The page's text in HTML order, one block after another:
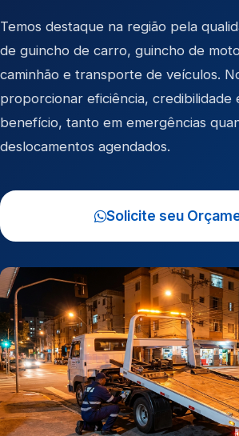
Temos destaque na região pela
de guincho de carro, guincho de
caminhão e transporte de veículos.
proporcionar eficiência, credibilidade
benefício, tanto em emergências
deslocamentos agendados.
Solicite seu